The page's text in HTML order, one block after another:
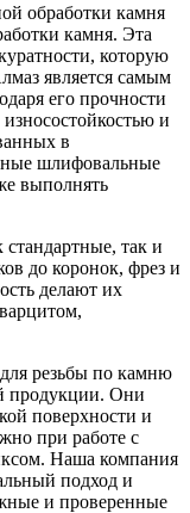
обработки камня
камня. Эта
которую
является самым
его прочности
и
в
шлифовальные
выполнять
так и
до коронок, фрез и
делают их
резьбы по камню
продукции. Они
поверхности и
при работе с
Наша компания
подход и
и проверенные